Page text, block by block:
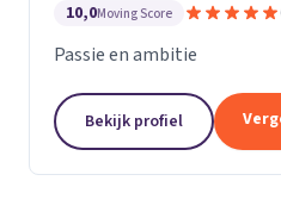
10,0Moving Score
Passie en ambitie
Bekijk profiel